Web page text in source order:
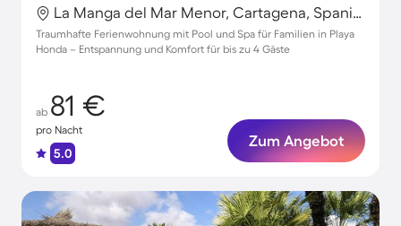
La Manga del Mar Menor, Cartagena, Spanien
Traumhafte Ferienwohnung mit Pool und Spa für Familien in Playa
Honda – Entspannung und Komfort für bis zu 4 Gäste
ab 81 €
pro Nacht
5.0
Zum Angebot